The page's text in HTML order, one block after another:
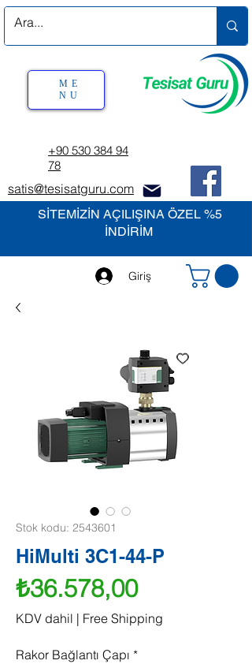
SİTEMİZİN AÇILIŞINA ÖZEL %5
İNDİRİM
+90 530 384 94
78
satis@tesisatguru.com
Giriş
ME
NU
Stok kodu: 2543601
HiMulti 3C1-44-P
₺36.578,00Fiyat
KDV dahil | Free Shipping
Rakor Bağlantı Çapı *